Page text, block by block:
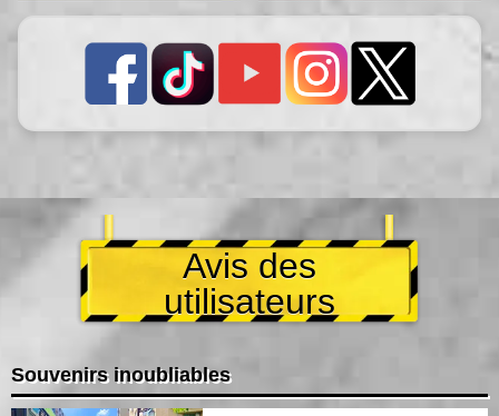
Avis des
utilisateurs
Souvenirs inoubliables